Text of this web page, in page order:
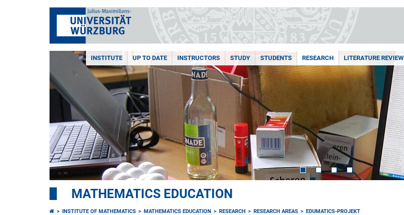
INSTITUTE UP TO DATE INSTRUCTORS STUDY STUDENTS RESEARCH LITERATURE REVIEW
MATHEMATICS EDUCATION
INSTITUTE OF MATHEMATICS MATHEMATICS EDUCATION RESEARCH RESEARCH AREAS EDUMATICS-PROJEKT